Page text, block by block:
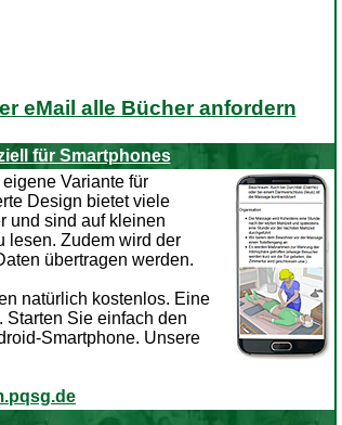
eMail alle Bücher anfordern
für Smartphones
Variante für
Design bietet viele
und sind auf kleinen
lesen. Zudem wird der
übertragen werden.
natürlich kostenlos. Eine
Starten Sie einfach den
Smartphone. Unsere